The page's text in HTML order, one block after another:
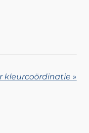
kleurcoördinatie »